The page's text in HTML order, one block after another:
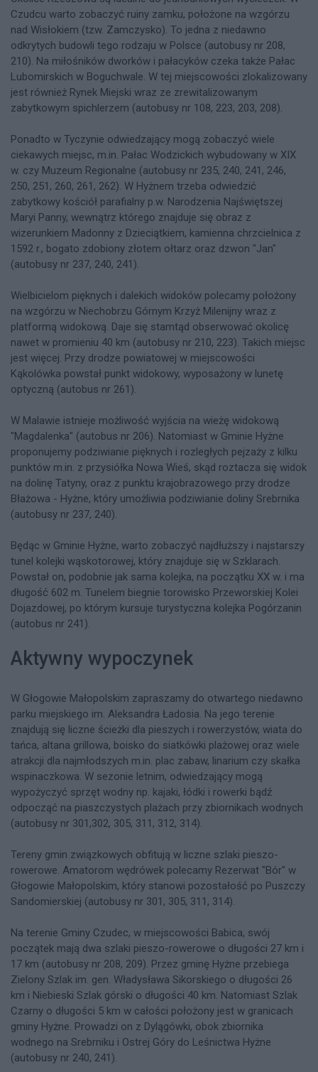
Czudcu warto zobaczyć ruiny zamku, położone na wzgórzu
nad Wisłokiem (tzw. Zamczysko). To jedna z niedawno
odkrytych budowli tego rodzaju w Polsce (autobusy nr 208,
210). Na miłośników dworków i pałacyków czeka także Pałac
Lubomirskich w Boguchwale. W tej miejscowości zlokalizowany
jest również Rynek Miejski wraz ze zrewitalizowanym
zabytkowym spichlerzem (autobusy nr 108, 223, 203, 208).
Ponadto w Tyczynie odwiedzający mogą zobaczyć wiele
ciekawych miejsc, m.in. Pałac Wodzickich wybudowany w XIX
w. czy Muzeum Regionalne (autobusy nr 235, 240, 241, 246,
250, 251, 260, 261, 262). W Hyżnem trzeba odwiedzić
zabytkowy kościół parafialny p.w. Narodzenia Najświętszej
Maryi Panny, wewnątrz którego znajduje się obraz z
wizerunkiem Madonny z Dzieciątkiem, kamienna chrzcielnica z
1592 r., bogato zdobiony złotem ołtarz oraz dzwon "Jan"
(autobusy nr 237, 240, 241).
Wielbicielom pięknych i dalekich widoków polecamy położony
na wzgórzu w Niechobrzu Górnym Krzyż Milenijny wraz z
platformą widokową. Daje się stamtąd obserwować okolicę
nawet w promieniu 40 km (autobusy nr 210, 223). Takich miejsc
jest więcej. Przy drodze powiatowej w miejscowości
Kąkolówka powstał punkt widokowy, wyposażony w lunetę
optyczną (autobus nr 261).
W Malawie istnieje możliwość wyjścia na wieżę widokową
"Magdalenka" (autobus nr 206). Natomiast w Gminie Hyżne
proponujemy podziwianie pięknych i rozległych pejzaży z kilku
punktów m.in. z przysiółka Nowa Wieś, skąd roztacza się widok
na dolinę Tatyny, oraz z punktu krajobrazowego przy drodze
Błażowa - Hyżne, który umożliwia podziwianie doliny Srebrnika
(autobusy nr 237, 240).
Będąc w Gminie Hyżne, warto zobaczyć najdłuższy i najstarszy
tunel kolejki wąskotorowej, który znajduje się w Szklarach.
Powstał on, podobnie jak sama kolejka, na początku XX w. i ma
długość 602 m. Tunelem biegnie torowisko Przeworskiej Kolei
Dojazdowej, po którym kursuje turystyczna kolejka Pogórzanin
(autobus nr 241).
Aktywny wypoczynek
W Głogowie Małopolskim zapraszamy do otwartego niedawno
parku miejskiego im. Aleksandra Ładosia. Na jego terenie
znajdują się liczne ścieżki dla pieszych i rowerzystów, wiata do
tańca, altana grillowa, boisko do siatkówki plażowej oraz wiele
atrakcji dla najmłodszych m.in. plac zabaw, linarium czy skałka
wspinaczkowa. W sezonie letnim, odwiedzający mogą
wypożyczyć sprzęt wodny np. kajaki, łódki i rowerki bądź
odpocząć na piaszczystych plażach przy zbiornikach wodnych
(autobusy nr 301,302, 305, 311, 312, 314).
Tereny gmin związkowych obfitują w liczne szlaki pieszo-
rowerowe. Amatorom wędrówek polecamy Rezerwat "Bór" w
Głogowie Małopolskim, który stanowi pozostałość po Puszczy
Sandomierskiej (autobusy nr 301, 305, 311, 314).
Na terenie Gminy Czudec, w miejscowości Babica, swój
początek mają dwa szlaki pieszo-rowerowe o długości 27 km i
17 km (autobusy nr 208, 209). Przez gminę Hyżne przebiega
Zielony Szlak im. gen. Władysława Sikorskiego o długości 26
km i Niebieski Szlak górski o długości 40 km. Natomiast Szlak
Czarny o długości 5 km w całości położony jest w granicach
gminy Hyżne. Prowadzi on z Dylągówki, obok zbiornika
wodnego na Srebrniku i Ostrej Góry do Leśnictwa Hyżne
(autobusy nr 240, 241).